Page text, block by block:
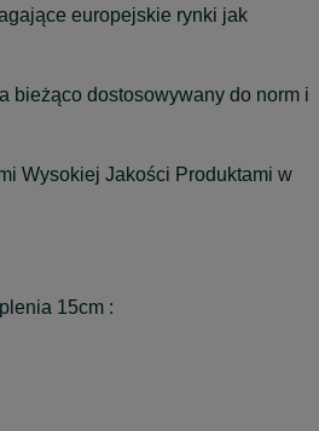
europejskie rynki jak
bieżąco dostosowywany do norm i
Wysokiej Jakości Produktami w
15cm :